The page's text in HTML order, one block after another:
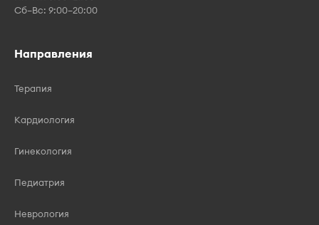
Сб–Вс: 9:00–20:00
Направления
Терапия
Кардиология
Гинекология
Педиатрия
Неврология